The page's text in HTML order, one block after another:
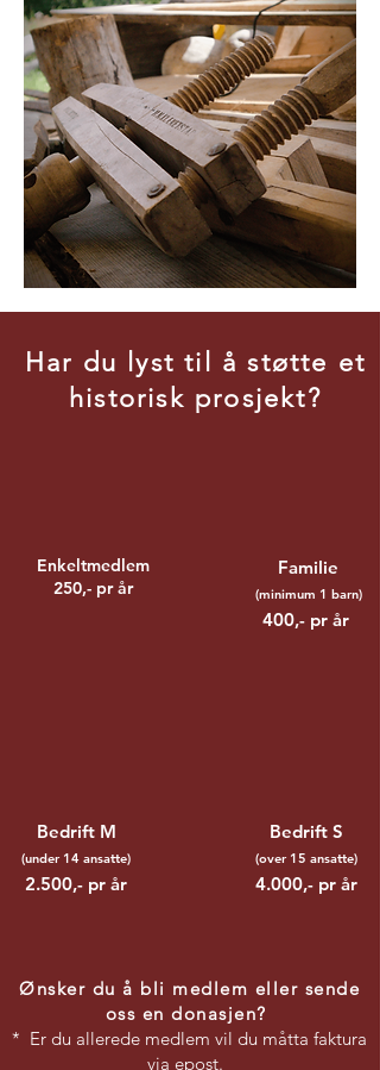
Har du lyst til å støtte et
historisk prosjekt?
Enkeltmedlem
250,- pr år
Bedrift M
(under 14 ansatte)
2.500,- pr år
Familie
(minimum 1 barn)
400,- pr år
Bedrift S
(over 15 ansatte)
4.000,- pr år
Ønsker du å bli medlem eller sende
oss en donasjen?
* Er du allerede medlem vil du måtta faktura
via epost.